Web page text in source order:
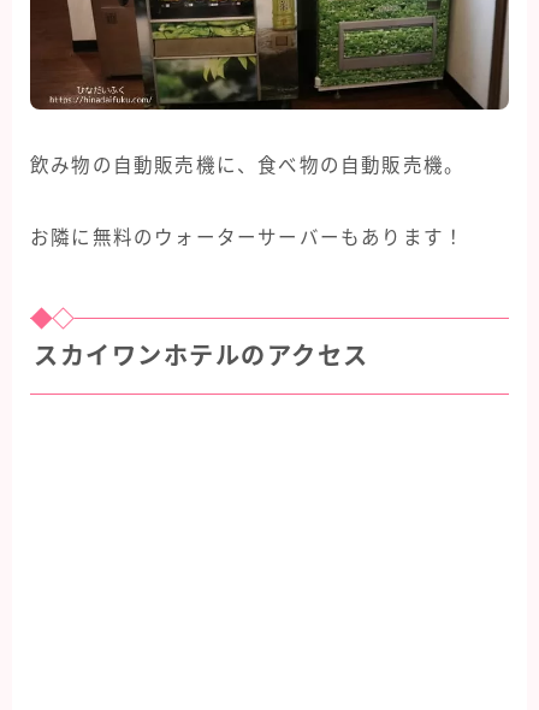
飲み物の自動販売機に、食べ物の自動販売機。
お隣に無料のウォーターサーバーもあります！
スカイワンホテルのアクセス